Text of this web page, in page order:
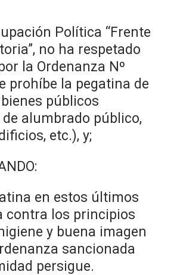
Política “Frente
no ha respetado
la Ordenanza Nº
prohíbe la pegatina de
públicos
alumbrado público,
etc.), y;
en estos últimos
contra los principios
y buena imagen
sancionada
persigue.